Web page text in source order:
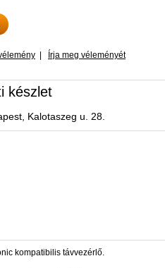
Írja meg véleményét
készlet
Kalotaszeg u. 28.
kompatibilis távvezérlő.